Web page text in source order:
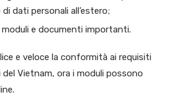
dati personali all’estero;
moduli e documenti importanti.
e veloce la conformità ai requisiti
Vietnam, ora i moduli possono